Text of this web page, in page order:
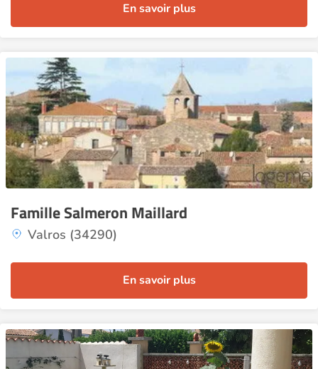
En savoir plus
Famille Salmeron Maillard
Valros (34290)
En savoir plus